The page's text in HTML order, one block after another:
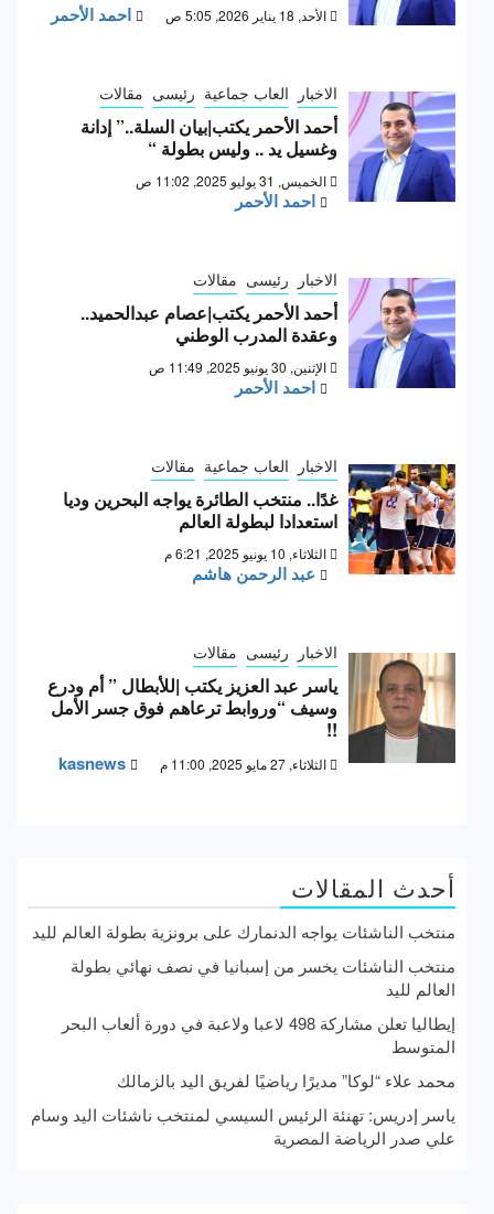
الأحد, 18 يناير 2026, 5:05 ص احمد الأحمر
الاخبار العاب جماعية رئيسى مقالات
أحمد الأحمر يكتب|بيان السلة..” إدانة
وغسيل يد .. وليس بطولة “
الخميس, 31 يوليو 2025, 11:02 ص
احمد الأحمر
الاخبار رئيسى مقالات
أحمد الأحمر يكتب|عصام عبدالحميد..
وعقدة المدرب الوطني
الإثنين, 30 يونيو 2025, 11:49 ص
احمد الأحمر
الاخبار العاب جماعية مقالات
غدًا.. منتخب الطائرة يواجه البحرين وديا
استعدادا لبطولة العالم
الثلاثاء, 10 يونيو 2025, 6:21 م
عبد الرحمن هاشم
الاخبار رئيسى مقالات
ياسر عبد العزيز يكتب |للأبطال ” أم ودرع
وسيف “وروابط ترعاهم فوق جسر الأمل
!!
الثلاثاء, 27 مايو 2025, 11:00 م kasnews
أحدث المقالات
منتخب الناشئات يواجه الدنمارك على برونزية بطولة العالم لليد
منتخب الناشئات يخسر من إسبانيا في نصف نهائي بطولة
العالم لليد
إيطاليا تعلن مشاركة 498 لاعبا ولاعبة في دورة ألعاب البحر
المتوسط
محمد علاء “لوكا” مديرًا رياضيًا لفريق اليد بالزمالك
ياسر إدريس: تهنئة الرئيس السيسي لمنتخب ناشئات اليد وسام
علي صدر الرياضة المصرية